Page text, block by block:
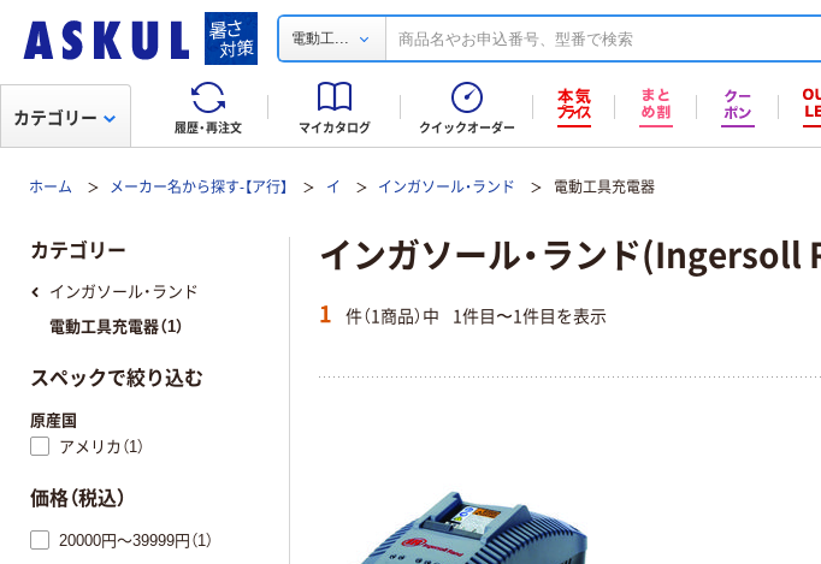
電動工...
履歴・再注文 マイカタログ クイックオーダー
カテゴリー
ホーム メーカー名から探す-【ア行】 イ インガソール・ランド 電動工具充電器
インガソール・ランド(Ingersoll
1 件（1商品）中 1件目〜1件目を表示
カテゴリー
インガソール・ランド
電動工具充電器（1）
スペックで絞り込む
原産国
アメリカ（1）
価格（税込）
20000円～39999円（1）